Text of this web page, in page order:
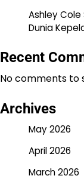
Ashley
Dunia
Recent
No comments to
Archives
May 2026
April 2026
March 2026